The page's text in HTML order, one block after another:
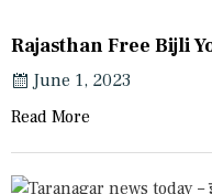
Rajasthan Free Bijli
June 1, 2023
Read More